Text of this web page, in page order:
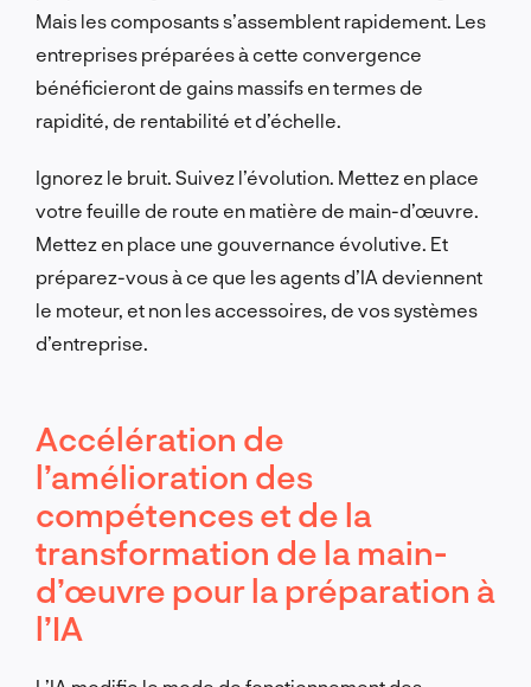
Mais les composants s’assemblent rapidement. Les
entreprises préparées à cette convergence
bénéficieront de gains massifs en termes de
rapidité, de rentabilité et d’échelle.
Ignorez le bruit. Suivez l’évolution. Mettez en place
votre feuille de route en matière de main-d’œuvre.
Mettez en place une gouvernance évolutive. Et
préparez-vous à ce que les agents d’IA deviennent
le moteur, et non les accessoires, de vos systèmes
d’entreprise.
Accélération de
l’amélioration des
compétences et de la
transformation de la main-
d’œuvre pour la préparation à
l’IA